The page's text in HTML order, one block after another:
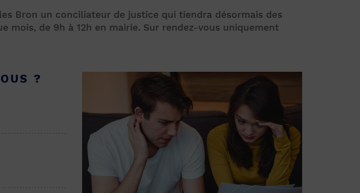
Bron un conciliateur de justice qui tiendra désormais des
mois, de 9h à 12h en mairie. Sur rendez-vous uniquement
?